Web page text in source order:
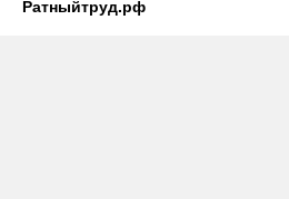
Ратныйтруд.рф